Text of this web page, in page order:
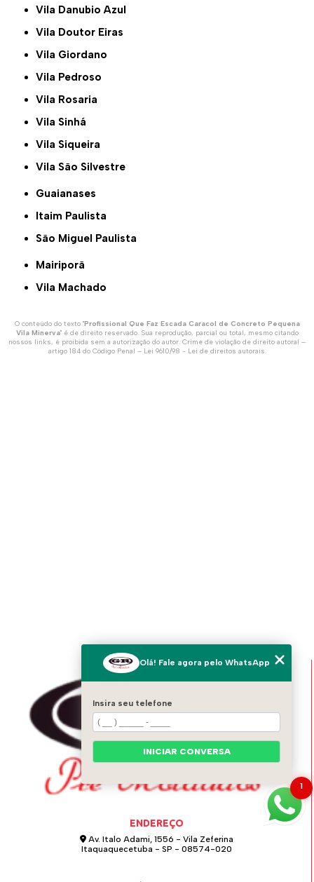
Vila Danubio Azul
Vila Doutor Eiras
Vila Giordano
Vila Pedroso
Vila Rosaria
Vila Sinhá
Vila Siqueira
Vila São Silvestre
Guaianases
Itaim Paulista
São Miguel Paulista
Mairiporã
Vila Machado
O conteúdo do texto "Profissional Que Faz Escada Caracol de Concreto Pequena
Vila Minerva" é de direito reservado. Sua reprodução, parcial ou total, mesmo citando
nossos links, é proibida sem a autorização do autor. Crime de violação de direito autoral –
artigo 184 do Código Penal – Lei 9610/98 - Lei de direitos autorais.
ENDEREÇO
Av. Italo Adami, 1556 - Vila Zeferina
Itaquaquecetuba - SP - 08574-020
1
Olá! Fale agora pelo WhatsApp
Insira seu telefone
INICIAR CONVERSA